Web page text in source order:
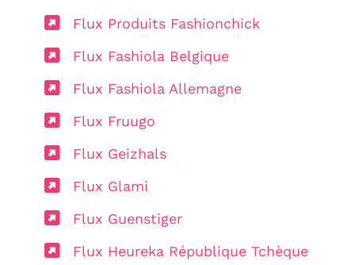
Flux Produits Fashionchick
Flux Fashiola Belgique
Flux Fashiola Allemagne
Flux Fruugo
Flux Geizhals
Flux Glami
Flux Guenstiger
Flux Heureka République Tchèque